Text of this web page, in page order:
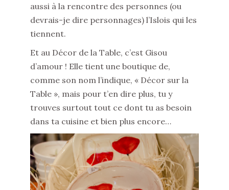
aussi à la rencontre des personnes (ou
devrais-je dire personnages) l’Islois qui les
tiennent.
Et au Décor de la Table, c’est Gisou
d’amour ! Elle tient une boutique de,
comme son nom l’indique, « Décor sur la
Table », mais pour t’en dire plus, tu y
trouves surtout tout ce dont tu as besoin
dans ta cuisine et bien plus encore…